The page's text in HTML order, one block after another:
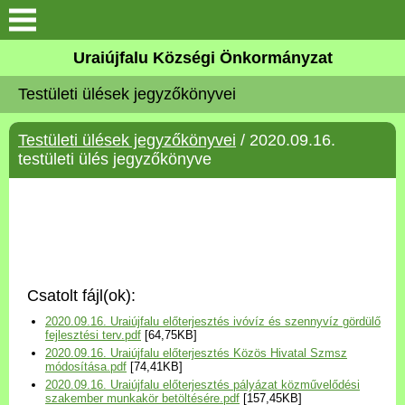
Köszöntő
Elérhetőségek
Uraiújfalu
Választási információk
Versenyképes Járások
Program
Uraiújfalu Községi Önkormányzat
Testületi ülések jegyzőkönyvei
Testületi ülések jegyzőkönyvei / 2020.09.16.
testületi ülés jegyzőkönyve
Csatolt fájl(ok):
2020.09.16. Uraiújfalu előterjesztés ivóvíz és szennyvíz gördülő
fejlesztési terv.pdf [64,75KB]
2020.09.16. Uraiújfalu előterjesztés Közös Hivatal Szmsz
módosítása.pdf [74,41KB]
2020.09.16. Uraiújfalu előterjesztés pályázat közművelődési
szakember munkakör betöltésére.pdf [157,45KB]